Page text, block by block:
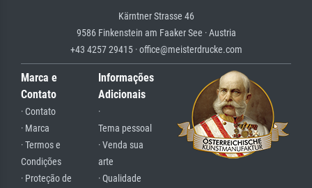
Kärntner Strasse 46
9586 Finkenstein am Faaker See · Austria
+43 4257 29415 · office@meisterdrucke.com
Marca e
Contato
· Contato
· Marca
· Termos e
Condições
· Proteção de
Informações
Adicionais
·
Tema pessoal
· Venda sua
arte
· Qualidade